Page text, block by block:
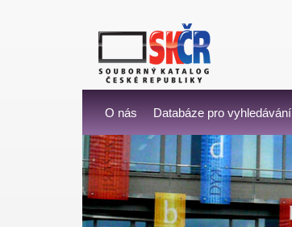
O nás Databáze pro vyhledávání